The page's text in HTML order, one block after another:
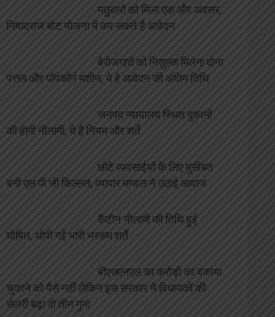
मछुवारों को मिला एक और अवसर,
निषादराज बोट योजना में कर सकते है आवेदन
बेरोजगारों को निशुल्क मिलेगा दोना
पत्तल और पॉपकॉर्न मशीन, ये है आवेदन की अंतिम तिथि
जनपद न्यायालय स्थित दुकानों
की होगी नीलामी, ये है नियम और शर्ते
छोटे व्यवसाईयों के लिए मुसीबत
बनी एल पी जी किल्लत, व्यापार मण्डल ने उठाई आवाज
कैंटीन नीलामी की तिथि हुई
घोषित, थोपी गईं भारी भरकम शर्ते
बीएसएनएल का करोड़ों का बकाया
चुकाने को पैसे नहीं लेकिन इस सरकार ने विधायकों की
सेलरी बढ़ा दी तीन गुना